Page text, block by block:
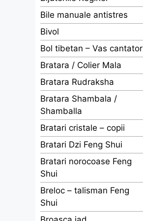
Bile manuale antistres
Bivol
Bol tibetan – Vas cantator
Bratara / Colier Mala
Bratara Rudraksha
Bratara Shambala /
Shamballa
Bratari cristale – copii
Bratari Dzi Feng Shui
Bratari norocoase Feng
Shui
Breloc – talisman Feng
Shui